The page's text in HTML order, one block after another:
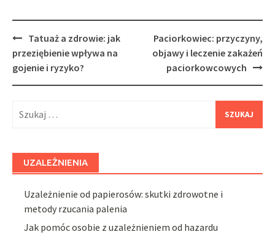
Post
navigation
Tatuaż a zdrowie: jak
przeziębienie wpływa na
gojenie i ryzyko?
Paciorkowiec: przyczyny,
objawy i leczenie zakażeń
paciorkowcowych
UZALEŻNIENIA
Uzależnienie od papierosów: skutki zdrowotne i
metody rzucania palenia
Jak pomóc osobie z uzależnieniem od hazardu